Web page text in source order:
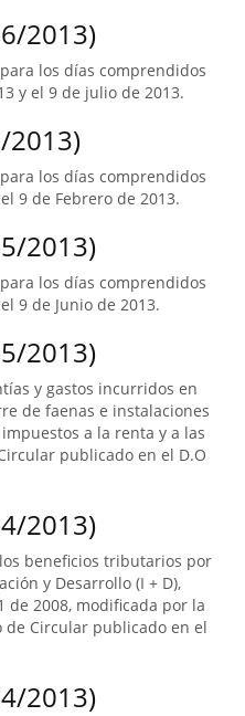
2013)
los días comprendidos
y el 9 de julio de 2013.
2013)
los días comprendidos
9 de Febrero de 2013.
2013)
los días comprendidos
9 de Junio de 2013.
2013)
y gastos incurridos en
de faenas e instalaciones
a la renta y a las
publicado en el D.O
2013)
beneficios tributarios por
y Desarrollo (I + D),
de 2008, modificada por la
de Circular publicado en el
2013)